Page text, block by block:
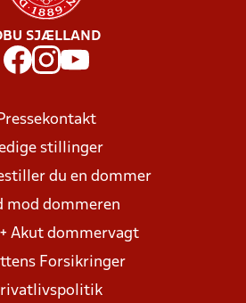
SJÆLLAND
Pressekontakt
stillinger
du en dommer
mod dommeren
Akut dommervagt
Forsikringer